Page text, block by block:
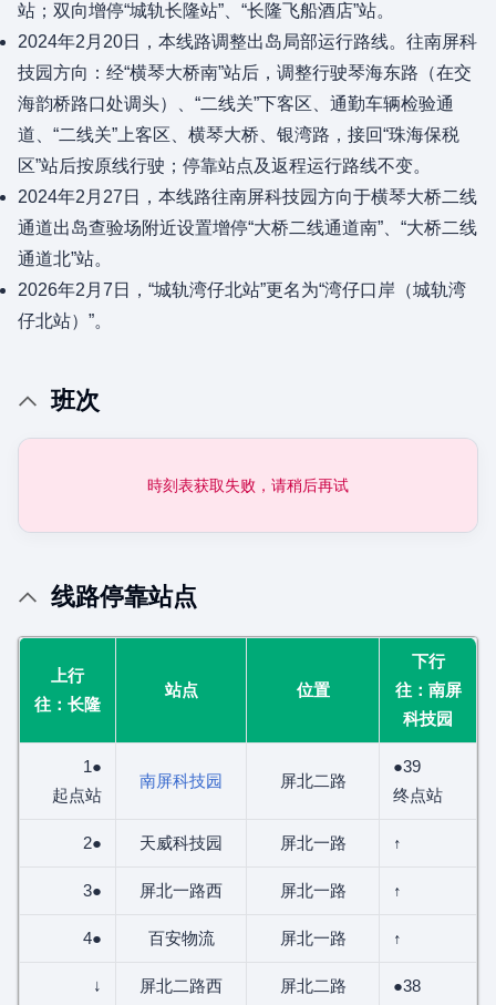
站；双向增停“城轨长隆站”、“长隆飞船酒店”站。
2024年2月20日，本线路调整出岛局部运行路线。往南屏科
技园方向：经“横琴大桥南”站后，调整行驶琴海东路（在交
海韵桥路口处调头）、“二线关”下客区、通勤车辆检验通
道、“二线关”上客区、横琴大桥、银湾路，接回“珠海保税
区”站后按原线行驶；停靠站点及返程运行路线不变。
2024年2月27日，本线路往南屏科技园方向于横琴大桥二线
通道出岛查验场附近设置增停“大桥二线通道南”、“大桥二线
通道北”站。
2026年2月7日，“城轨湾仔北站”更名为“湾仔口岸（城轨湾
仔北站）”。
班次
時刻表获取失败，请稍后再试
线路停靠站点
上行
往：长隆
站点 位置
下行
往：南屏
科技园
1●
起点站
南屏科技园 屏北二路
●39
终点站
2● 天威科技园 屏北一路 ↑
3● 屏北一路西 屏北一路 ↑
4● 百安物流 屏北一路 ↑
↓ 屏北二路西 屏北二路 ●38